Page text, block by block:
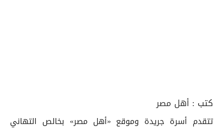
كتب : أهل مصر
تتقدم أسرة جريدة وموقع «أهل مصر» بخالص التهاني